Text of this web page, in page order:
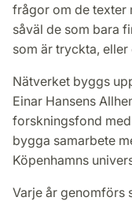
frågor om de texter
såväl de som bara
som är tryckta,
Nätverket byggs
Einar Hansens
forskningsfond
bygga samarbete
Köpenhamns
Varje år genomförs